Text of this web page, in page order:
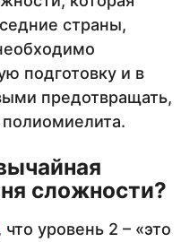
страны,
подготовку и в
предотвращать,
полиомиелита.
сложности?
, что уровень 2 – «это